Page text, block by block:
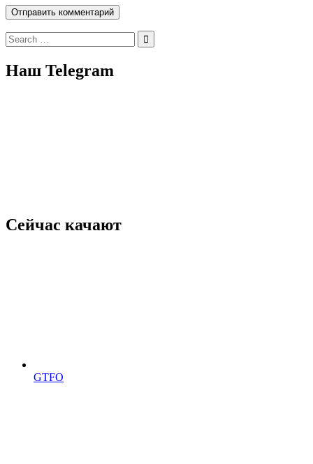
Search
for:
Наш Telegram
Сейчас качают
GTFO